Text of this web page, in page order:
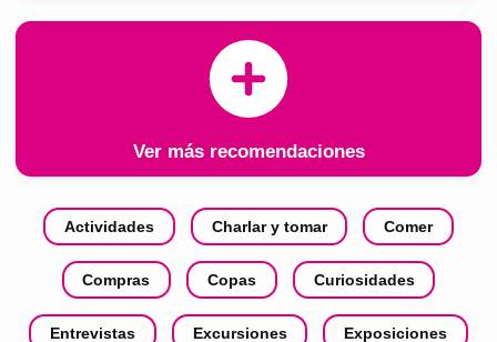
Ver más recomendaciones
Actividades Charlar y tomar Comer
Compras Copas Curiosidades
Entrevistas Excursiones Exposiciones